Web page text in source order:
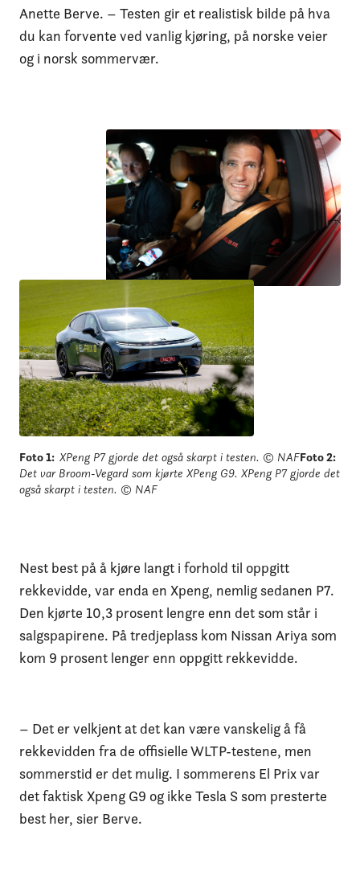
Anette Berve. – Testen gir et realistisk bilde på hva
du kan forvente ved vanlig kjøring, på norske veier
og i norsk sommervær.
Foto 1: XPeng P7 gjorde det også skarpt i testen. © NAFFoto 2:
Det var Broom-Vegard som kjørte XPeng G9. XPeng P7 gjorde det
også skarpt i testen. © NAF
Nest best på å kjøre langt i forhold til oppgitt
rekkevidde, var enda en Xpeng, nemlig sedanen P7.
Den kjørte 10,3 prosent lengre enn det som står i
salgspapirene. På tredjeplass kom Nissan Ariya som
kom 9 prosent lenger enn oppgitt rekkevidde.
– Det er velkjent at det kan være vanskelig å få
rekkevidden fra de offisielle WLTP-testene, men
sommerstid er det mulig. I sommerens El Prix var
det faktisk Xpeng G9 og ikke Tesla S som presterte
best her, sier Berve.